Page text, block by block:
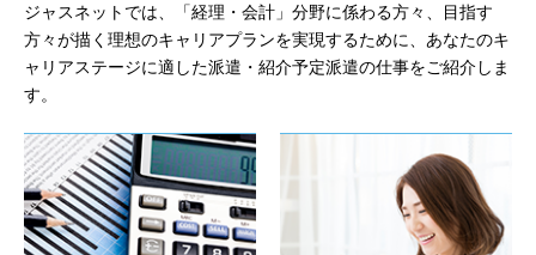
ジャスネットでは、「経理・会計」分野に係わる方々、目指す
方々が描く理想のキャリアプランを実現するために、あなたのキ
ャリアステージに適した派遣・紹介予定派遣の仕事をご紹介しま
す。